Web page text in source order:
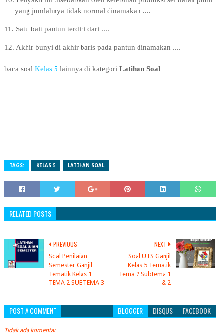
yang jumlahnya tidak normal dinamakan ....
11 . Satu bait pantun terdiri dari ....
12. Akhir bunyi di akhir baris pada pantun dinamakan ....
baca soal Kelas 5 lainnya di kategori Latihan Soal
TAGS: KELAS 5 LATIHAN SOAL
RELATED POSTS
NEXT
Soal UTS Ganjil
Kelas 5 Tematik
Tema 2 Subtema 1
& 2
PREVIOUS
Soal Penilaian
Semester Ganjil
Tematik Kelas 1
TEMA 2 SUBTEMA 3
POST A COMMENT BLOGGER DISQUS FACEBOOK
Tidak ada komentar